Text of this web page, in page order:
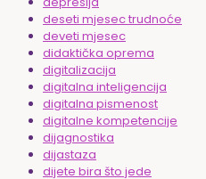
deseti mjesec trudnoće
deveti mjesec
didaktička oprema
digitalizacija
digitalna inteligencija
digitalna pismenost
digitalne kompetencije
dijagnostika
dijastaza
dijete bira što jede